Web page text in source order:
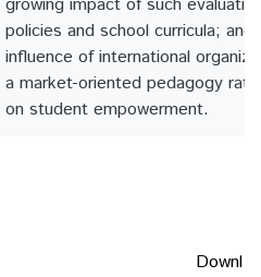
policies and school curricula;
influence of international
a market-oriented pedagogy
on student empowerment.
Downl